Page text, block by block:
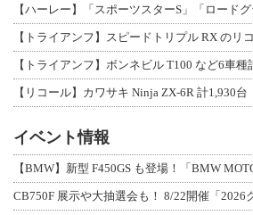
【トライアンフ】スピードトリプル RX のリ
【リコール】カワサキ Ninja ZX-6R 計1,930台
イベント情報
【BMW】新型 F450GS も登場！「BMW
CB750F 展示や大抽選会も！ 8/22開催「2026